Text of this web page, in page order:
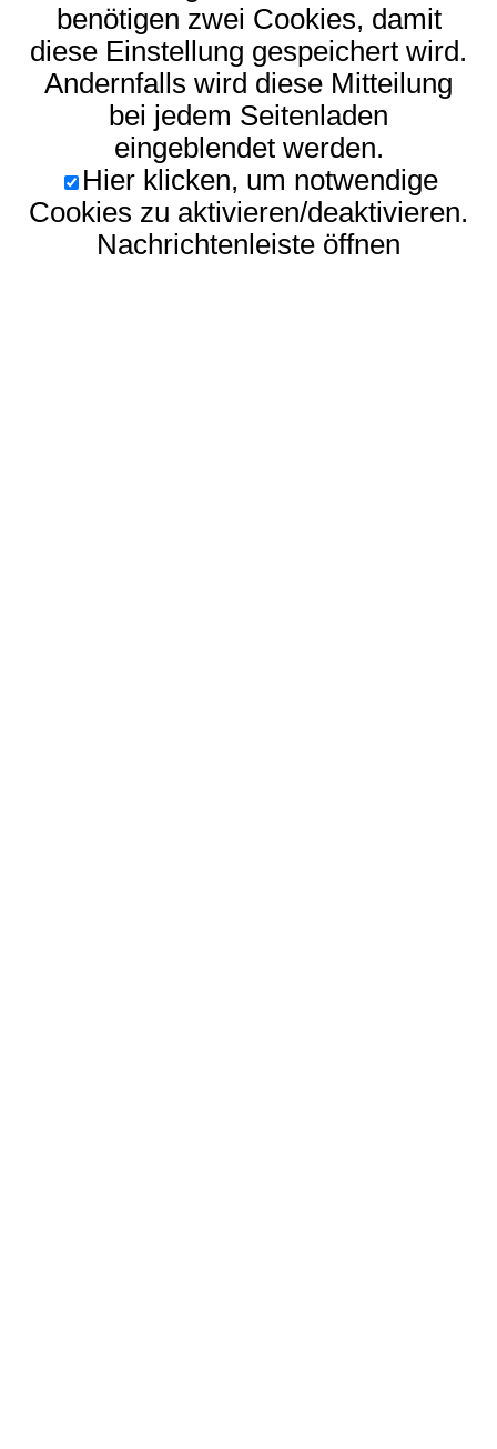
benötigen zwei Cookies, damit
diese Einstellung gespeichert wird.
Andernfalls wird diese Mitteilung
bei jedem Seitenladen
eingeblendet werden.
Hier klicken, um notwendige
Cookies zu aktivieren/deaktivieren.
Nachrichtenleiste öffnen